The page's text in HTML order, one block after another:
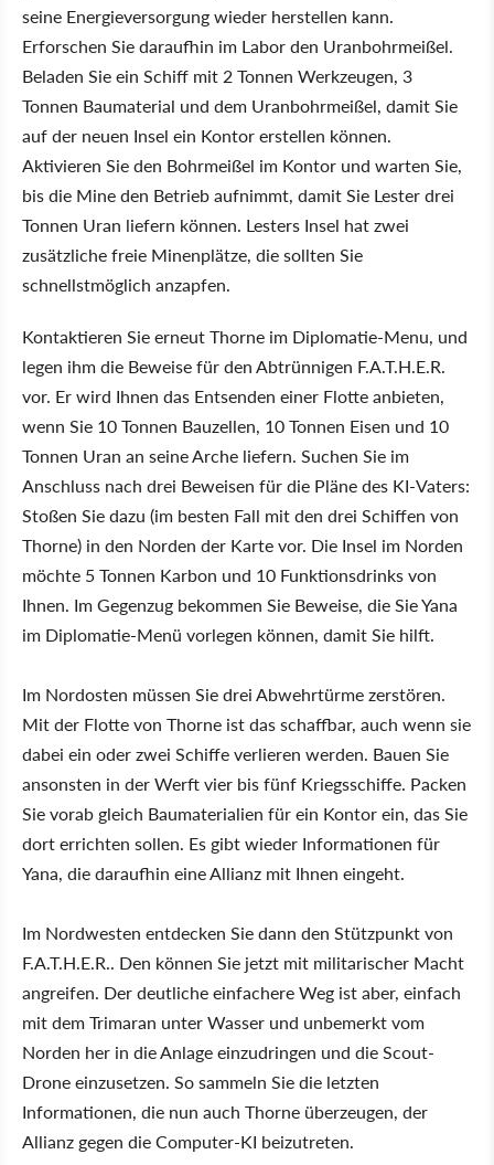
seine Energieversorgung wieder herstellen kann.
Erforschen Sie daraufhin im Labor den Uranbohrmeißel.
Beladen Sie ein Schiff mit 2 Tonnen Werkzeugen, 3
Tonnen Baumaterial und dem Uranbohrmeißel, damit Sie
auf der neuen Insel ein Kontor erstellen können.
Aktivieren Sie den Bohrmeißel im Kontor und warten Sie,
bis die Mine den Betrieb aufnimmt, damit Sie Lester drei
Tonnen Uran liefern können. Lesters Insel hat zwei
zusätzliche freie Minenplätze, die sollten Sie
schnellstmöglich anzapfen.
Kontaktieren Sie erneut Thorne im Diplomatie-Menu, und
legen ihm die Beweise für den Abtrünnigen F.A.T.H.E.R.
vor. Er wird Ihnen das Entsenden einer Flotte anbieten,
wenn Sie 10 Tonnen Bauzellen, 10 Tonnen Eisen und 10
Tonnen Uran an seine Arche liefern. Suchen Sie im
Anschluss nach drei Beweisen für die Pläne des KI-Vaters:
Stoßen Sie dazu (im besten Fall mit den drei Schiffen von
Thorne) in den Norden der Karte vor. Die Insel im Norden
möchte 5 Tonnen Karbon und 10 Funktionsdrinks von
Ihnen. Im Gegenzug bekommen Sie Beweise, die Sie Yana
im Diplomatie-Menü vorlegen können, damit Sie hilft.
Im Nordosten müssen Sie drei Abwehrtürme zerstören.
Mit der Flotte von Thorne ist das schaffbar, auch wenn sie
dabei ein oder zwei Schiffe verlieren werden. Bauen Sie
ansonsten in der Werft vier bis fünf Kriegsschiffe. Packen
Sie vorab gleich Baumaterialien für ein Kontor ein, das Sie
dort errichten sollen. Es gibt wieder Informationen für
Yana, die daraufhin eine Allianz mit Ihnen eingeht.
Im Nordwesten entdecken Sie dann den Stützpunkt von
F.A.T.H.E.R.. Den können Sie jetzt mit militarischer Macht
angreifen. Der deutliche einfachere Weg ist aber, einfach
mit dem Trimaran unter Wasser und unbemerkt vom
Norden her in die Anlage einzudringen und die Scout-
Drone einzusetzen. So sammeln Sie die letzten
Informationen, die nun auch Thorne überzeugen, der
Allianz gegen die Computer-KI beizutreten.